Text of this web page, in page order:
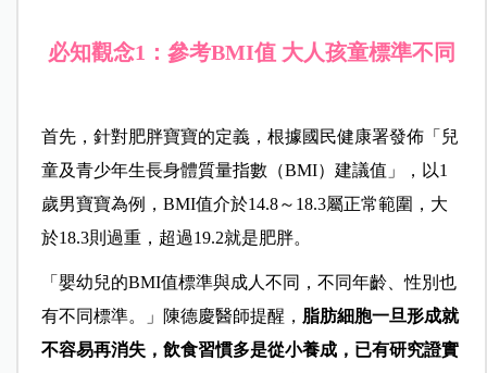
必知觀念1：參考BMI值 大人孩童標準不同
首先，針對肥胖寶寶的定義，根據國民健康署發佈「兒
童及青少年生長身體質量指數（BMI）建議值」，以1
歲男寶寶為例，BMI值介於14.8～18.3屬正常範圍，大
於18.3則過重，超過19.2就是肥胖。
「嬰幼兒的BMI值標準與成人不同，不同年齡、性別也
有不同標準。」陳德慶醫師提醒， 脂肪細胞一旦形成就
不容易再消失，飲食習慣多是從小養成，已有研究證實